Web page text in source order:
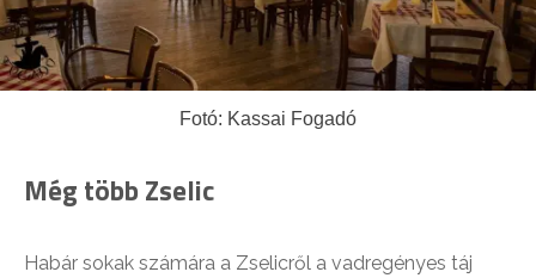
Fotó: Kassai Fogadó
Még több Zselic
Habár sokak számára a Zselicről a vadregényes táj